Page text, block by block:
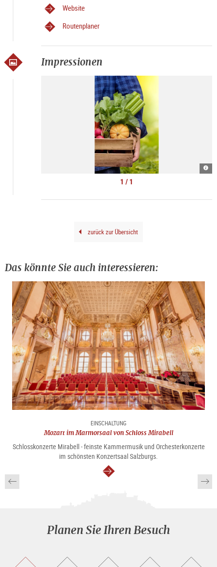
Website
Routenplaner
Impressionen
1 / 1
zurück zur Übersicht
Das könnte Sie auch interessieren:
EINSCHALTUNG
Mozart im Marmorsaal von Schloss Mirabell
Schlosskonzerte Mirabell - feinste Kammermusik und Orchesterkonzerte
im schönsten Konzertsaal Salzburgs.
weiter
Planen Sie Ihren Besuch